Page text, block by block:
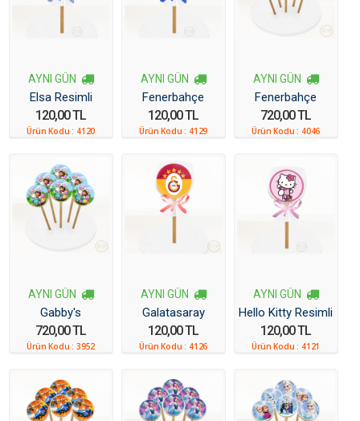
AYNI GÜN
Elsa Resimli
Kurabiye
120,00 TL
Ürün Kodu : 4120
AYNI GÜN
Fenerbahçe
Resimli Kurabiye
120,00 TL
Ürün Kodu : 4129
AYNI GÜN
Fenerbahçe
Resimli Kurabiye
720,00 TL
Ürün Kodu : 4046
AYNI GÜN
Gabby's
Dollhouse Resimli
720,00 TL
Ürün Kodu :3952
AYNI GÜN
Galatasaray
Resimli Kurabiye
120,00 TL
Ürün Kodu : 4126
AYNI GÜN
Hello Kitty Resimli
Kurabiye
120,00 TL
Ürün Kodu : 4121